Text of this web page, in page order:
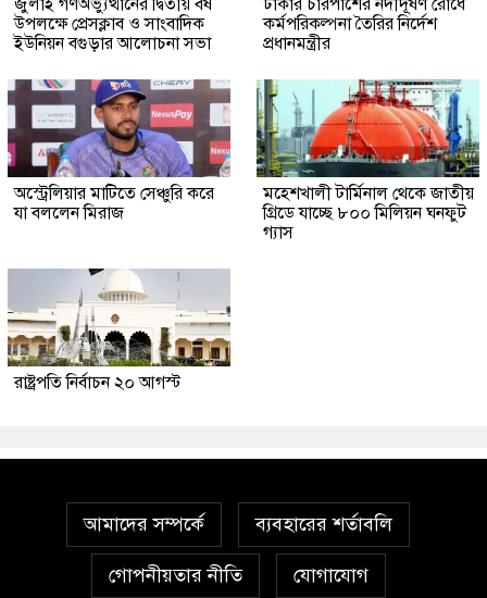
উপলক্ষে প্রেসক্লাব ও সাংবাদিক
ইউনিয়ন বগুড়ার আলোচনা সভা
কর্মপরিকল্পনা তৈরির নির্দেশ
প্রধানমন্ত্রীর
অস্ট্রেলিয়ার মাটিতে সেঞ্চুরি করে
যা বললেন মিরাজ
মহেশখালী টার্মিনাল থেকে জাতীয়
গ্রিডে যাচ্ছে ৮০০ মিলিয়ন ঘনফুট
গ্যাস
রাষ্ট্রপতি নির্বাচন ২০ আগস্ট
আমাদের সম্পর্কে ব্যবহারের শর্তাবলি
গোপনীয়তার নীতি যোগাযোগ